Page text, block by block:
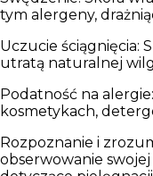
tym alergeny,
Uczucie ściągnięcia:
utratą naturalnej
Podatność na alergie:
kosmetykach,
Rozpoznanie i
obserwowanie